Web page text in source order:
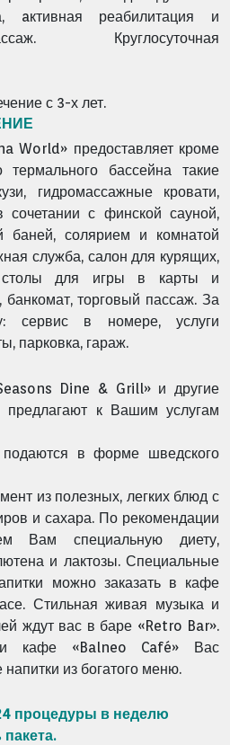
aктивная реабилитация и
Круглосуточная
с 3-х лет.
World» предоставляет кроме
термального бассейна такие
гидромассажные кровати,
с финской сауной,
баней, солярием и комнатой
служба, салон для курящих,
столы для игры в карты и
торговый пассаж. За
сервис в номере, услуги
парковка, гараж.
Dine & Grill» и другие
предлагают к Вашим услугам
в форме шведского
из полезных, легких блюд с
и сахара. По рекомендации
Вам специальную диету,
и лактозы. Специальные
можно заказать в кафе
Стильная живая музыка и
ждут вас в баре «Retro Bar».
кафе «Balneo Café» Вас
из богатого меню.
процедуры в неделю